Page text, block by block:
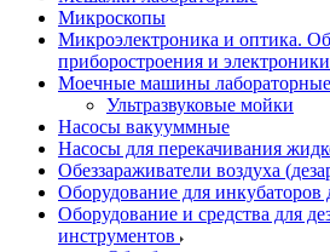
Микроскопы
Микроэлектроника и оптика.
приборостроения и
Моечные машины лабораторные
Ультразвуковые мойки
Насосы вакууммные
Насосы для перекачивания
Обеззараживатели воздуха
Оборудование для инкубаторов
Оборудование и средства для
инструментов